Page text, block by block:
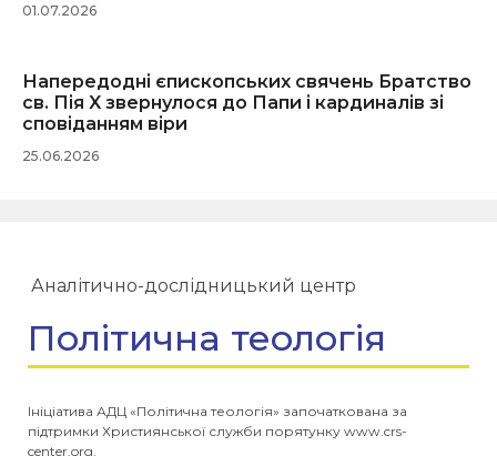
01.07.2026
Напередодні єпископських свячень Братство
св. Пія X звернулося до Папи і кардиналів зі
сповіданням віри
25.06.2026
Аналітично-дослідницький центр
Політична теологія
Ініціатива АДЦ «Політична теологія» започаткована за
підтримки Християнської служби порятунку www.crs-
center.org.